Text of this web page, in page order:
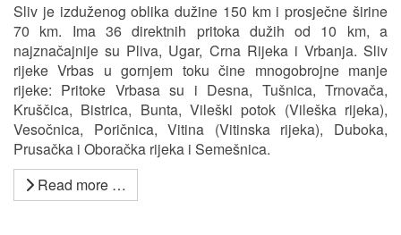
Sliv je izduženog oblika dužine 150 km i prosječne širine
70 km. Ima 36 direktnih pritoka dužih od 10 km, a
najznačajnije su Pliva, Ugar, Crna Rijeka i Vrbanja. Sliv
rijeke Vrbas u gornjem toku čine mnogobrojne manje
rijeke: Pritoke Vrbasa su i Desna, Tušnica, Trnovača,
Kruščica, Bistrica, Bunta, Vileški potok (Vileška rijeka),
Vesočnica, Poričnica, Vitina (Vitinska rijeka), Duboka,
Prusačka i Oboračka rijeka i Semešnica.
Read more …